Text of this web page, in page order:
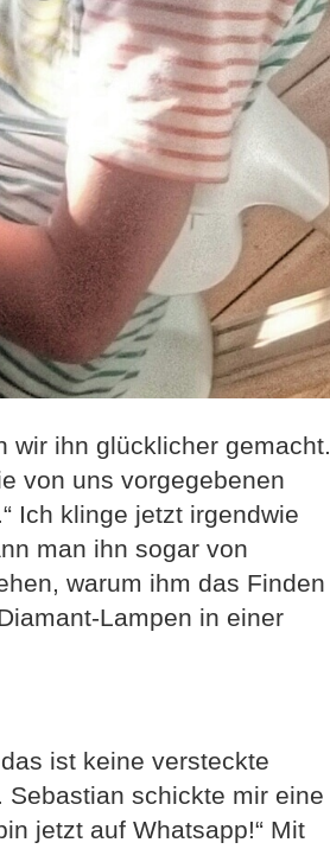
wir ihn glücklicher gemacht.
von uns vorgegebenen
Ich klinge jetzt irgendwie
man ihn sogar von
warum ihm das Finden
Lampen in einer
ist keine versteckte
schickte mir eine
jetzt auf Whatsapp!“ Mit